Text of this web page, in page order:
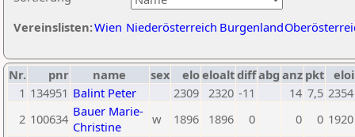
Vereinslisten:Wien Niederösterreich Burgenland
Nr. pnr name sex eloeloaltdiffabg anz pkt eloi
1 134951 Balint Peter 2309 2320 -11 14 7,5 2354
2 100634 Bauer Marie-
Christine
w 1896 1896 0 0 0 1920